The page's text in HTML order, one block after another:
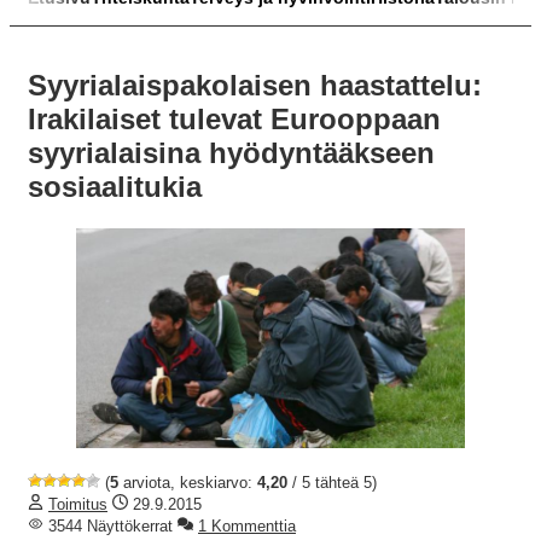
Syyrialaispakolaisen haastattelu:
Irakilaiset tulevat Eurooppaan
syyrialaisina hyödyntääkseen
sosiaalitukia
(5 arviota, keskiarvo: 4,20 / 5 tähteä 5)
Toimitus
29.9.2015
3544 Näyttökerrat
1 Kommenttia